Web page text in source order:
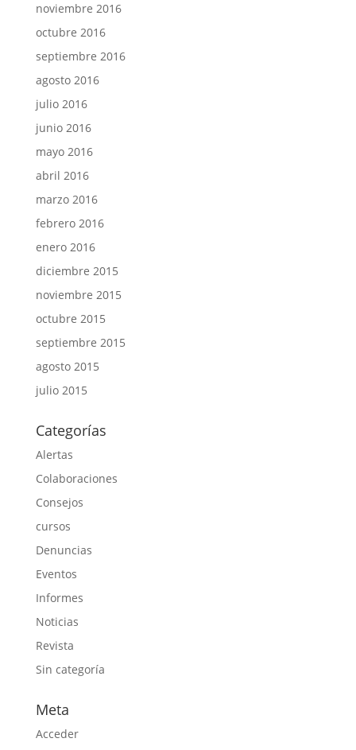
noviembre 2016
octubre 2016
septiembre 2016
agosto 2016
julio 2016
junio 2016
mayo 2016
abril 2016
marzo 2016
febrero 2016
enero 2016
diciembre 2015
noviembre 2015
octubre 2015
septiembre 2015
agosto 2015
julio 2015
Categorías
Alertas
Colaboraciones
Consejos
cursos
Denuncias
Eventos
Informes
Noticias
Revista
Sin categoría
Meta
Acceder